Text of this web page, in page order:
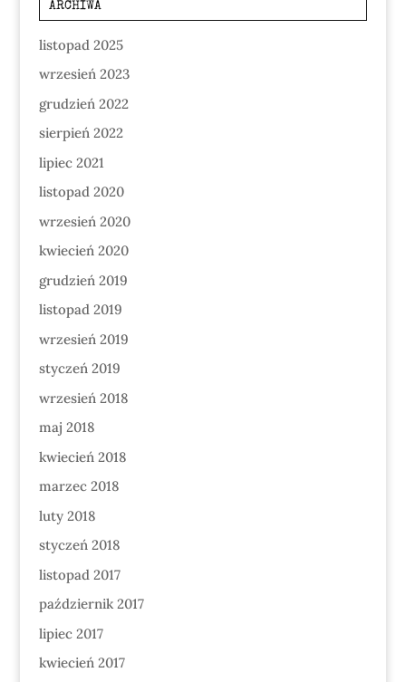
ARCHIWA
listopad 2025
wrzesień 2023
grudzień 2022
sierpień 2022
lipiec 2021
listopad 2020
wrzesień 2020
kwiecień 2020
grudzień 2019
listopad 2019
wrzesień 2019
styczeń 2019
wrzesień 2018
maj 2018
kwiecień 2018
marzec 2018
luty 2018
styczeń 2018
listopad 2017
październik 2017
lipiec 2017
kwiecień 2017